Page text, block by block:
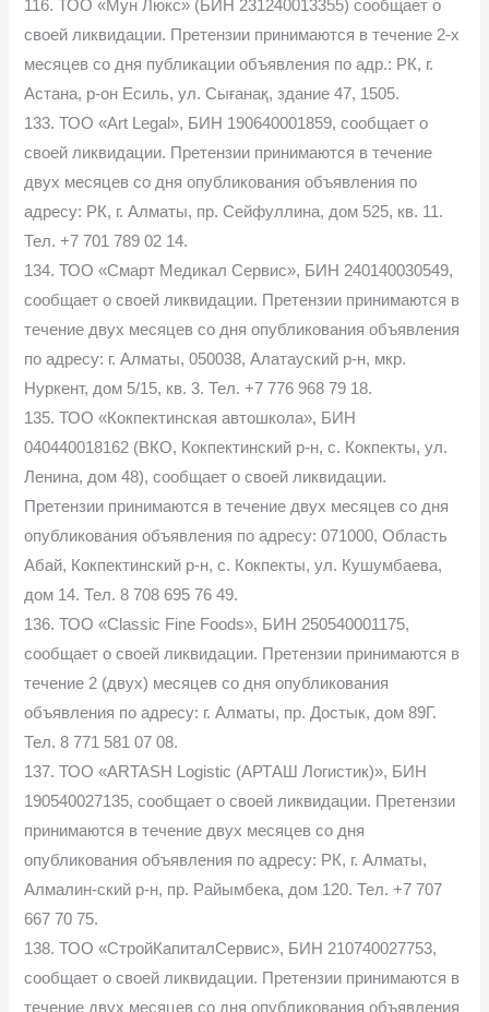
116. ТОО «Мун Люкс» (БИН 231240013355) сообщает о
своей ликвидации. Претензии принимаются в течение 2-х
месяцев со дня публикации объявления по адр.: РК, г.
Астана, р-он Есиль, ул. Сығанақ, здание 47, 1505.
133. ТОО «Art Legal», БИН 190640001859, сообщает о
своей ликвидации. Претензии принимаются в течение
двух месяцев со дня опубликования объявления по
адресу: РК, г. Алматы, пр. Сейфуллина, дом 525, кв. 11.
Тел. +7 701 789 02 14.
134. ТОО «Смарт Медикал Сервис», БИН 240140030549,
сообщает о своей ликвидации. Претензии принимаются в
течение двух месяцев со дня опубликования объявления
по адресу: г. Алматы, 050038, Алатауский р-н, мкр.
Нуркент, дом 5/15, кв. 3. Тел. +7 776 968 79 18.
135. ТОО «Кокпектинская автошкола», БИН
040440018162 (ВКО, Кокпектинский р-н, с. Кокпекты, ул.
Ленина, дом 48), сообщает о своей ликвидации.
Претензии принимаются в течение двух месяцев со дня
опубликования объявления по адресу: 071000, Область
Абай, Кокпектинский р-н, с. Кокпекты, ул. Кушумбаева,
дом 14. Тел. 8 708 695 76 49.
136. ТОО «Classic Fine Foods», БИН 250540001175,
сообщает о своей ликвидации. Претензии принимаются в
течение 2 (двух) месяцев со дня опубликования
объявления по адресу: г. Алматы, пр. Достык, дом 89Г.
Тел. 8 771 581 07 08.
137. ТОО «ARTASH Logistic (АРТАШ Логистик)», БИН
190540027135, сообщает о своей ликвидации. Претензии
принимаются в течение двух месяцев со дня
опубликования объявления по адресу: РК, г. Алматы,
Алмалин-ский р-н, пр. Райымбека, дом 120. Тел. +7 707
667 70 75.
138. ТОО «СтройКапиталСервис», БИН 210740027753,
сообщает о своей ликвидации. Претензии принимаются в
течение двух месяцев со дня опубликования объявления